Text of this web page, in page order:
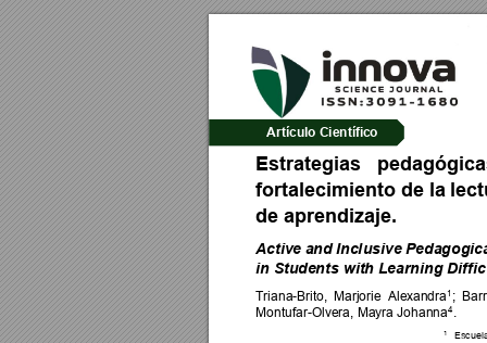
Artículo Científico
Estrategias
fortalecimiento de la
de aprendizaje.
Active and Inclusive Pedag
in Students with Learning
Triana-Brito, Marjorie Alexandra 1 ; Barr
Montufar-Olvera, Mayra Johanna4
1 Escue